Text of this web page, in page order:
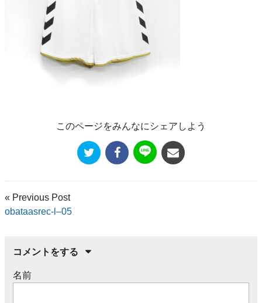
このページをみんなにシェアしよう
« Previous Post
obataasrec-l–05
コメントをする
名前